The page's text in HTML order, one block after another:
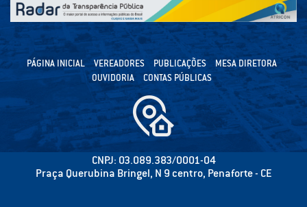
PÁGINA INICIAL VEREADORES PUBLICAÇÕES
MESA DIRETORA
OUVIDORIA
CONTAS PÚBLICAS
CNPJ: 03.089.383/0001-04
Praça Querubina Bringel, N 9 centro, Penaforte - CE